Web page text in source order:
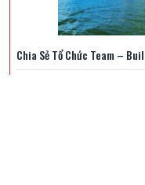
Chia Sẻ Tổ Chức Team –